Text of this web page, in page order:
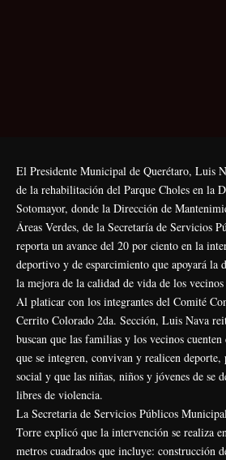
El Presidente Municipal de Querétaro, Luis
de la rehabilitación del Parque Choles en la
Sotomayor, donde la Dirección de
Áreas Verdes, de la Secretaría de Servicios
reporta un avance del 20 por ciento en la
deportivo y de esparcimiento que apoyará la
la mejora de la calidad de vida de los
Al platicar con los integrantes del Comité
Cerrito Colorado 2da. Sección, Luis Nava
buscan que las familias y los vecinos
que se integren, convivan y realicen
social y que las niñas, niños y jóvenes de se
libres de violencia.
La Secretaria de Servicios Públicos
Torre explicó que la intervención se realiza
metros cuadrados que incluye: construcción